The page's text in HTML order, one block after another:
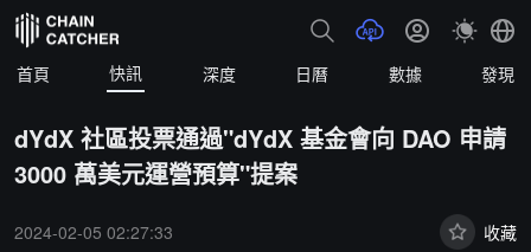
首頁 快訊 深度 日曆 數據 發現
dYdX 社區投票通過"dYdX 基金會向 DAO 申請
3000 萬美元運營預算"提案
2024-02-05 02:27:33 收藏